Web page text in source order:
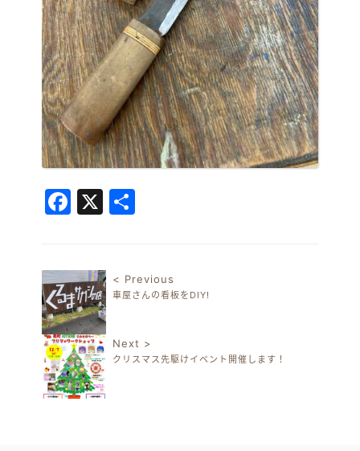
Facebook
X
投稿ナビゲーション
< Previous
車屋さんの看板をDIY!
Next >
クリスマス先駆けイベント開催します！